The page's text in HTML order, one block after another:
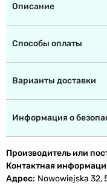
Описание
Способы оплаты
Варианты доставки
Информация о
Производитель или
Контактная
Адрес Nowowiejska 32,